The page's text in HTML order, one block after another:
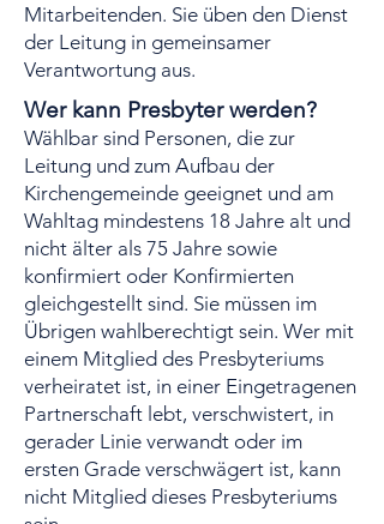
Mitarbeitenden. Sie üben den Dienst
der Leitung in gemeinsamer
Verantwortung aus.
Wer kann Presbyter werden?
Wählbar sind Personen, die zur
Leitung und zum Aufbau der
Kirchengemeinde geeignet und am
Wahltag mindestens 18 Jahre alt und
nicht älter als 75 Jahre sowie
konfirmiert oder Konfirmierten
gleichgestellt sind. Sie müssen im
Übrigen wahlberechtigt sein. Wer mit
einem Mitglied des Presbyteriums
verheiratet ist, in einer Eingetragenen
Partnerschaft lebt, verschwistert, in
gerader Linie verwandt oder im
ersten Grade verschwägert ist, kann
nicht Mitglied dieses Presbyteriums